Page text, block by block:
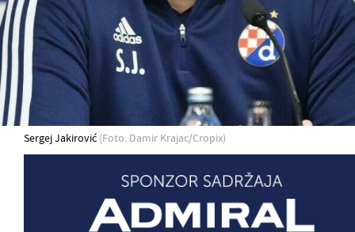
Sergej Jakirović (Foto: Damir Krajac/Cropix)